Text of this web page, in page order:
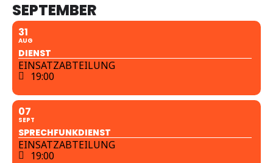
SEPTEMBER
31
AUG
DIENST
EINSATZABTEILUNG
19:00
07
SEPT
SPRECHFUNKDIENST
EINSATZABTEILUNG
19:00